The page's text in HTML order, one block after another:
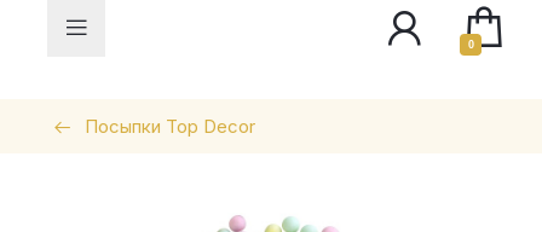
0
Посыпки Top Decor